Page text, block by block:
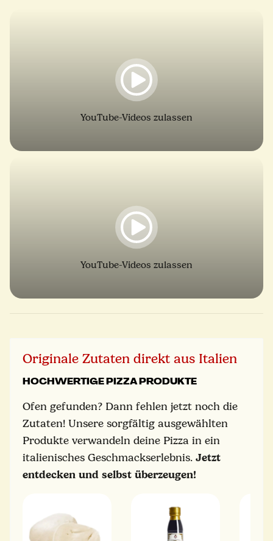
YouTube-Videos zulassen
YouTube-Videos zulassen
Originale Zutaten direkt aus Italien
HOCHWERTIGE PIZZA PRODUKTE
Ofen gefunden? Dann fehlen jetzt noch die
Zutaten! Unsere sorgfältig ausgewählten
Produkte verwandeln deine Pizza in ein
italienisches Geschmackserlebnis. Jetzt
entdecken und selbst überzeugen!